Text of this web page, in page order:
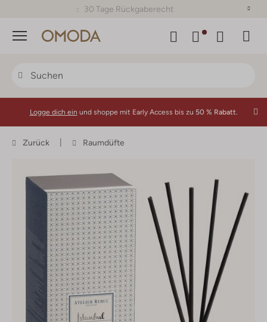
30 Tage Rückgaberecht
Menü
Logge dich ein und shoppe mit Early Access bis zu 50 % Rabatt.
Zurück Raumdüfte